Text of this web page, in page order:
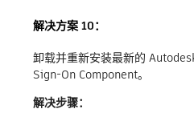
解决方案 10：
卸载并重新安装最新的
Sign-On Component。
解决步骤：